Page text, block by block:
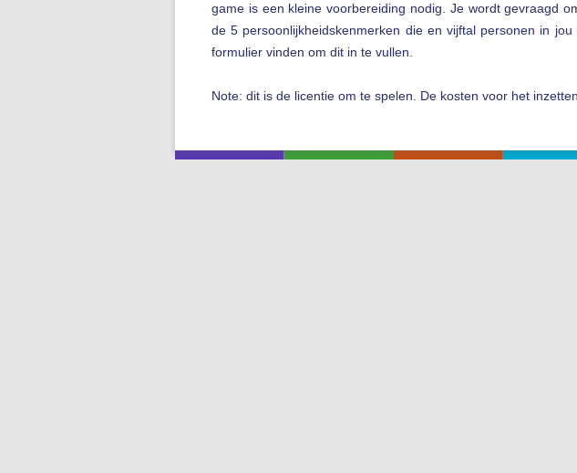
game is een kleine voorbereiding nodig. Je wordt gevraagd
de 5 persoonlijkheidskenmerken die en vijftal personen in
formulier vinden om dit in te vullen.
Note: dit is de licentie om te spelen. De kosten voor het